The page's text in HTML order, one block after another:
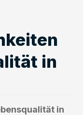
in
in